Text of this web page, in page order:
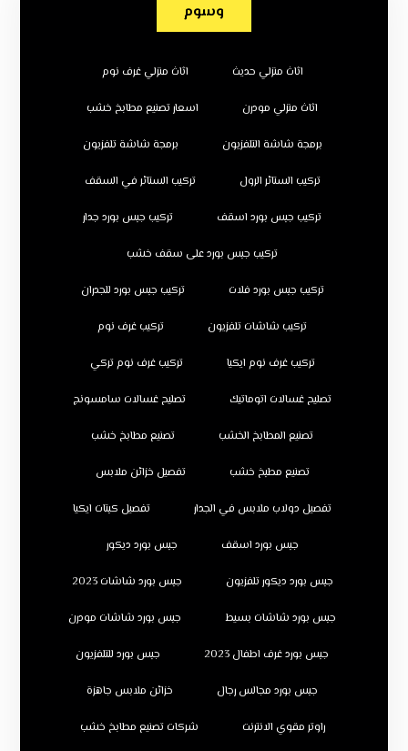
وسوم
اثاث منزلي حديث اثاث منزلي غرف نوم
اثاث منزلي مودرن اسعار تصنيع مطابخ خشب
برمجة شاشة التلفزيون برمجة شاشة تلفزيون
تركيب الستائر الرول تركيب الستائر في السقف
تركيب جبس بورد اسقف تركيب جبس بورد جدار
تركيب جبس بورد على سقف خشب
تركيب جبس بورد فلات تركيب جبس بورد للجدران
تركيب شاشات تلفزيون تركيب غرف نوم
تركيب غرف نوم ايكيا تركيب غرف نوم تركي
تصليح غسالات اتوماتيك تصليح غسالات سامسونج
تصنيع المطابخ الخشب تصنيع مطابخ خشب
تصنيع مطبخ خشب تفصيل خزائن ملابس
تفصيل دولاب ملابس في الجدار تفصيل كبتات ايكيا
جبس بورد اسقف جبس بورد ديكور
جبس بورد ديكور تلفزيون جبس بورد شاشات 2023
جبس بورد شاشات بسيط جبس بورد شاشات مودرن
جبس بورد غرف اطفال 2023 جبس بورد للتلفزيون
جبس بورد مجالس رجال خزائن ملابس جاهزة
راوتر مقوي الانترنت شركات تصنيع مطابخ خشب